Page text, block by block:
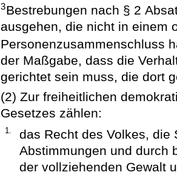
3Bestrebungen nach § 2
ausgehen, die nicht in einem
Personenzusammenschluss
der Maßgabe, dass die
gerichtet sein muss, die dort
(2) Zur freiheitlichen
Gesetzes zählen:
1.
das Recht des Volkes, die
Abstimmungen und durch
der vollziehenden Gewalt